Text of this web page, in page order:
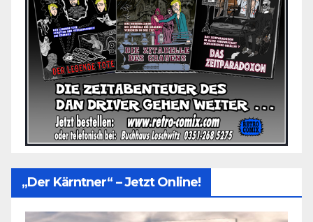
„Der Kärntner“ – Jetzt Online!